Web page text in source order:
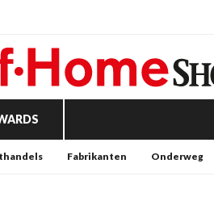
Fabrikanten Onderweg